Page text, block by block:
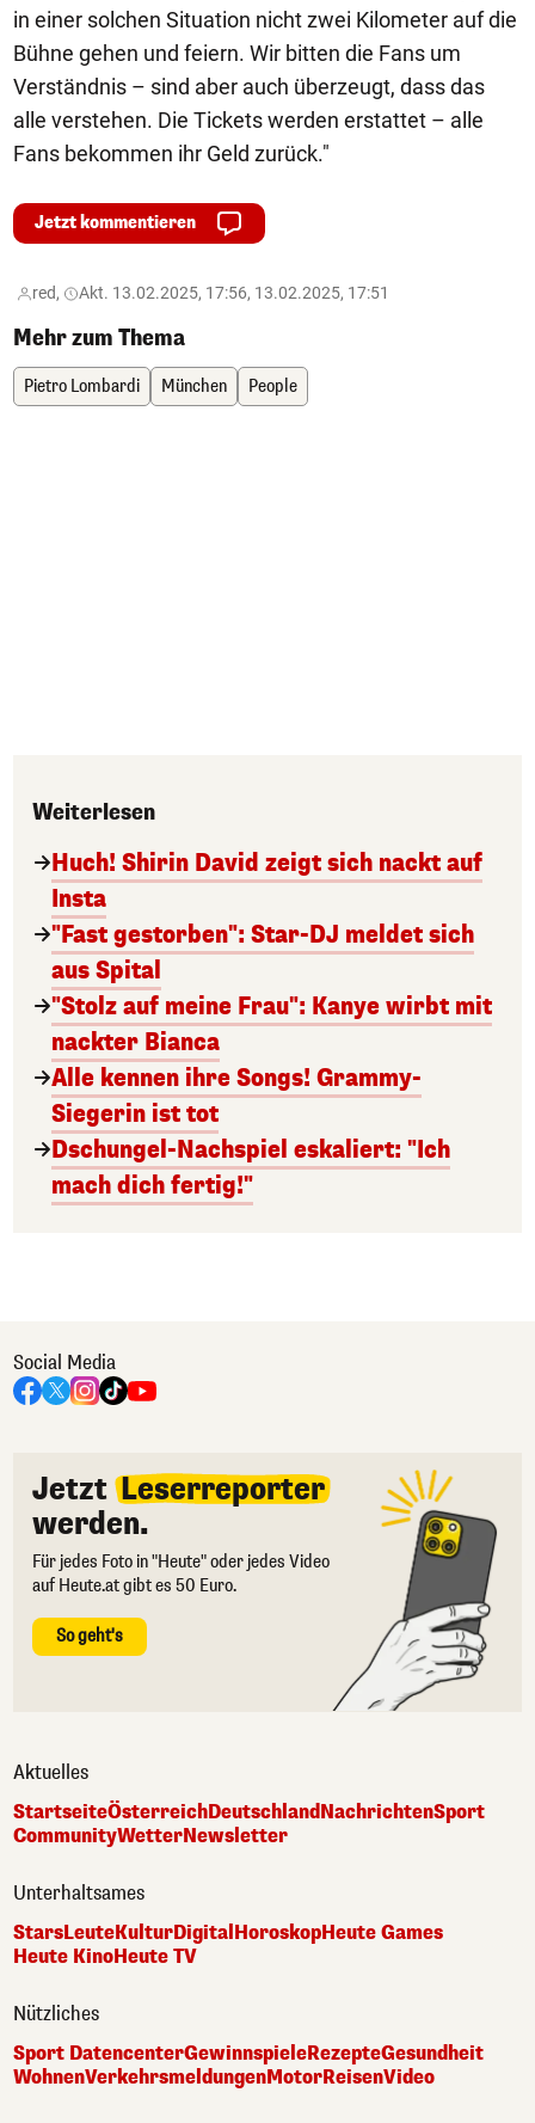
in einer solchen Situation nicht zwei Kilometer auf die
Bühne gehen und feiern. Wir bitten die Fans um
Verständnis – sind aber auch überzeugt, dass das
alle verstehen. Die Tickets werden erstattet – alle
Fans bekommen ihr Geld zurück."
Jetzt kommentieren
red, Akt. 13.02.2025, 17:56, 13.02.2025, 17:51
Mehr zum Thema
Pietro Lombardi München People
Weiterlesen
Huch! Shirin David zeigt sich nackt auf
Insta
"Fast gestorben": Star-DJ meldet sich
aus Spital
"Stolz auf meine Frau": Kanye wirbt mit
nackter Bianca
Alle kennen ihre Songs! Grammy-
Siegerin ist tot
Dschungel-Nachspiel eskaliert: "Ich
mach dich fertig!"
Social Media
Jetzt Leserreporter
werden.
Für jedes Foto in "Heute" oder jedes Video
auf Heute.at gibt es 50 Euro.
So geht's
Aktuelles
StartseiteÖsterreichDeutschlandNachrichtenSport
CommunityWetterNewsletter
Unterhaltsames
StarsLeuteKulturDigitalHoroskopHeute Games
Heute KinoHeute TV
Nützliches
Sport DatencenterGewinnspieleRezepteGesundheit
WohnenVerkehrsmeldungenMotorReisenVideo